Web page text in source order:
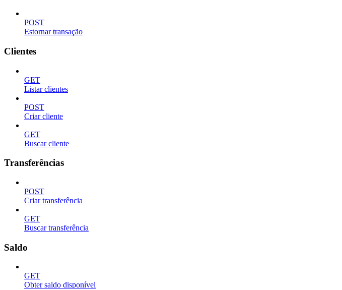
POST
Estornar transação
Clientes
GET
Listar clientes
POST
Criar cliente
GET
Buscar cliente
Transferências
POST
Criar transferência
GET
Buscar transferência
Saldo
GET
Obter saldo disponível